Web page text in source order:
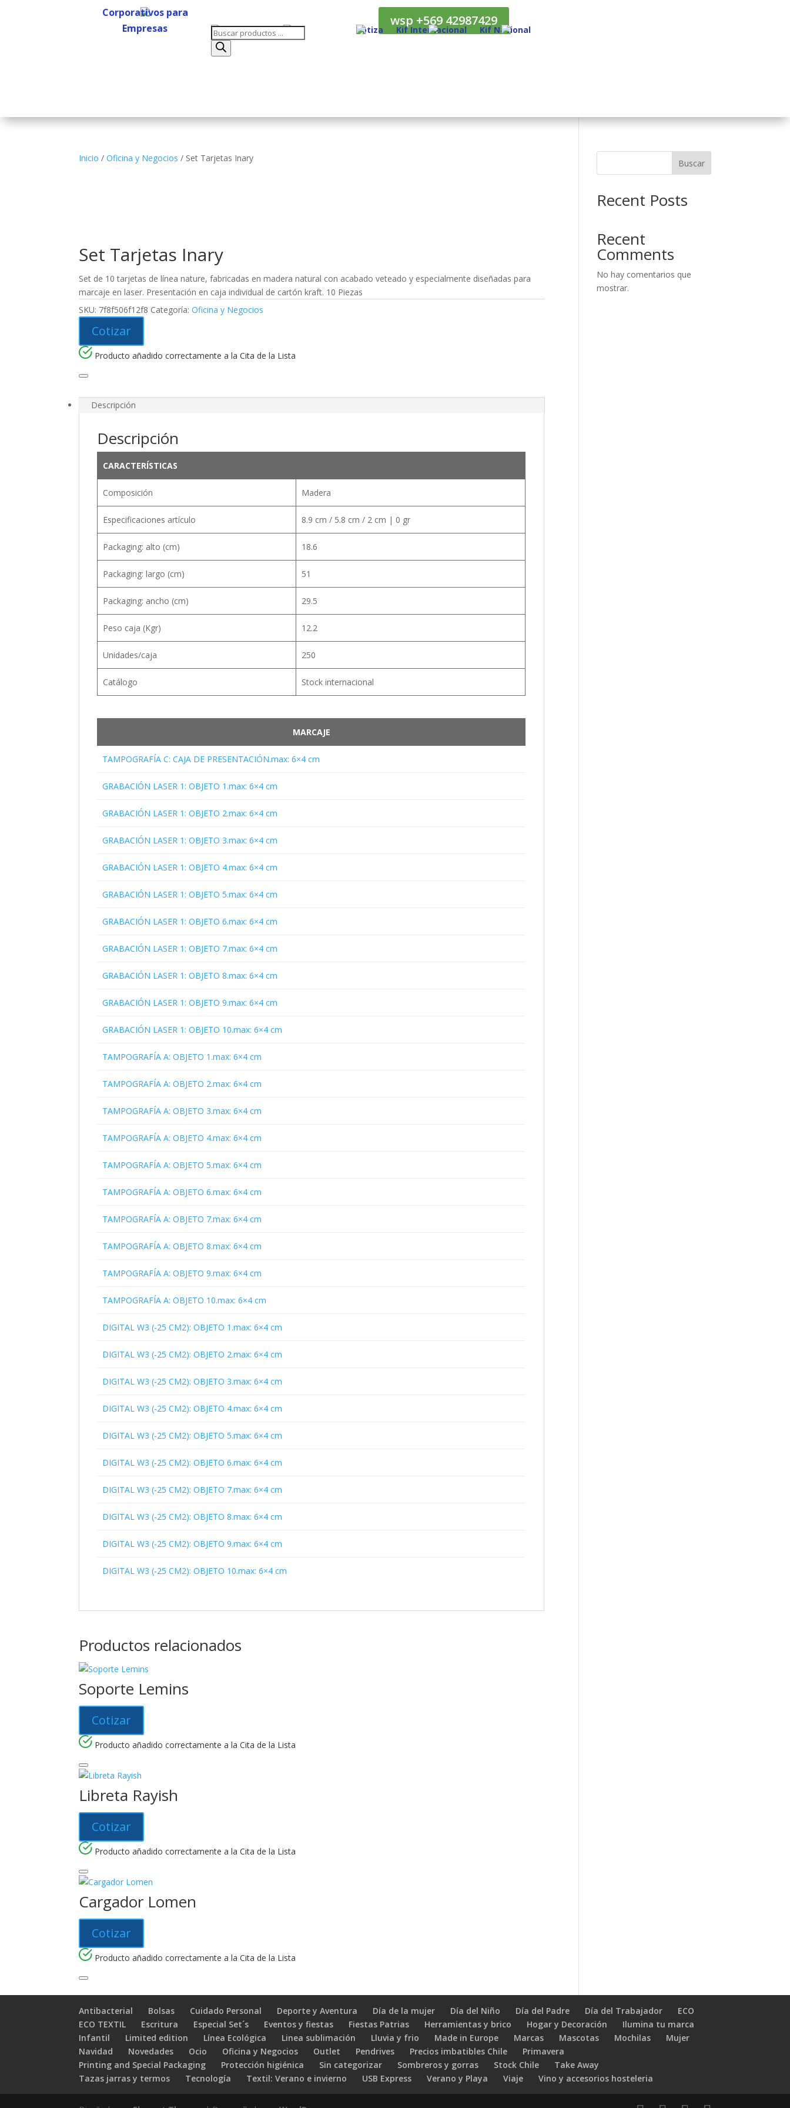
Corporativos para
Empresas
wsp +569 42987429
Cotiza Kif Internacional Kif Nacional
Búsqueda
de
productos
Inicio /Oficina y Negocios / Set Tarjetas Inary
Set Tarjetas Inary
Set de 10 tarjetas de línea nature, fabricadas en madera natural con acabado veteado y especialmente diseñadas para
marcaje en laser. Presentación en caja individual de cartón kraft. 10 Piezas
SKU: 7f8f506f12f8 Categoría:Oficina y Negocios
Cotizar
Producto añadido correctamente a la Cita de la Lista
Descripción
Descripción
CARACTERÍSTICAS
Composición Madera
Especificaciones artículo 8.9 cm / 5.8 cm / 2 cm | 0 gr
Packaging: alto (cm) 18.6
Packaging: largo (cm) 51
Packaging: ancho (cm) 29.5
Peso caja (Kgr) 12.2
Unidades/caja 250
Catálogo Stock internacional
MARCAJE
TAMPOGRAFÍA C: CAJA DE PRESENTACIÓN.max: 6×4 cm
GRABACIÓN LASER 1: OBJETO 1.max: 6×4 cm
GRABACIÓN LASER 1: OBJETO 2.max: 6×4 cm
GRABACIÓN LASER 1: OBJETO 3.max: 6×4 cm
GRABACIÓN LASER 1: OBJETO 4.max: 6×4 cm
GRABACIÓN LASER 1: OBJETO 5.max: 6×4 cm
GRABACIÓN LASER 1: OBJETO 6.max: 6×4 cm
GRABACIÓN LASER 1: OBJETO 7.max: 6×4 cm
GRABACIÓN LASER 1: OBJETO 8.max: 6×4 cm
GRABACIÓN LASER 1: OBJETO 9.max: 6×4 cm
GRABACIÓN LASER 1: OBJETO 10.max: 6×4 cm
TAMPOGRAFÍA A: OBJETO 1.max: 6×4 cm
TAMPOGRAFÍA A: OBJETO 2.max: 6×4 cm
TAMPOGRAFÍA A: OBJETO 3.max: 6×4 cm
TAMPOGRAFÍA A: OBJETO 4.max: 6×4 cm
TAMPOGRAFÍA A: OBJETO 5.max: 6×4 cm
TAMPOGRAFÍA A: OBJETO 6.max: 6×4 cm
TAMPOGRAFÍA A: OBJETO 7.max: 6×4 cm
TAMPOGRAFÍA A: OBJETO 8.max: 6×4 cm
TAMPOGRAFÍA A: OBJETO 9.max: 6×4 cm
TAMPOGRAFÍA A: OBJETO 10.max: 6×4 cm
DIGITAL W3 (-25 CM2): OBJETO 1.max: 6×4 cm
DIGITAL W3 (-25 CM2): OBJETO 2.max: 6×4 cm
DIGITAL W3 (-25 CM2): OBJETO 3.max: 6×4 cm
DIGITAL W3 (-25 CM2): OBJETO 4.max: 6×4 cm
DIGITAL W3 (-25 CM2): OBJETO 5.max: 6×4 cm
DIGITAL W3 (-25 CM2): OBJETO 6.max: 6×4 cm
DIGITAL W3 (-25 CM2): OBJETO 7.max: 6×4 cm
DIGITAL W3 (-25 CM2): OBJETO 8.max: 6×4 cm
DIGITAL W3 (-25 CM2): OBJETO 9.max: 6×4 cm
DIGITAL W3 (-25 CM2): OBJETO 10.max: 6×4 cm
Productos relacionados
Soporte Lemins
Cotizar
Producto añadido correctamente a la Cita de la Lista
Libreta Rayish
Cotizar
Producto añadido correctamente a la Cita de la Lista
Cargador Lomen
Cotizar
Producto añadido correctamente a la Cita de la Lista
Buscar
Recent Posts
Recent
Comments
No hay comentarios que
mostrar.
Antibacterial Bolsas Cuidado Personal Deporte y Aventura Día de la mujer Día del Niño Día del Padre Día del Trabajador
ECO
ECO TEXTIL
Escritura Especial Set´s Eventos y fiestas Fiestas Patrias Herramientas y brico Hogar y Decoración
Ilumina tu marca
Infantil
Limited edition Línea Ecológica Linea sublimación Lluvia y frio Made in Europe Marcas Mascotas Mochilas
Mujer
Navidad
Novedades Ocio Oficina y Negocios Outlet Pendrives Precios imbatibles Chile
Primavera
Printing and Special Packaging
Protección higiénica Sin categorizar Sombreros y gorras Stock Chile
Take Away
Tazas jarras y termos
Tecnología Textil: Verano e invierno USB Express Verano y Playa Viaje Vino y accesorios hosteleria